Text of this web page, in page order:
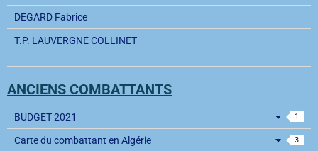
DEGARD Fabrice
T.P. LAUVERGNE COLLINET
ANCIENS COMBATTANTS
BUDGET 2021 1
Carte du combattant en Algérie 3